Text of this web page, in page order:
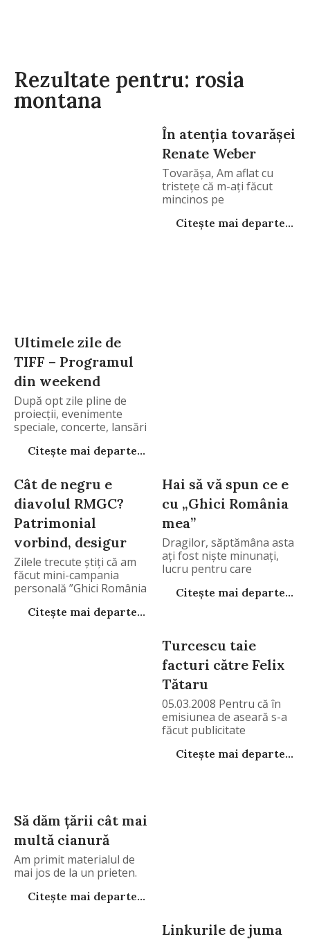
Rezultate pentru: rosia
montana
Ultimele zile de
TIFF – Programul
din weekend
După opt zile pline de
proiecții, evenimente
speciale, concerte, lansări
Citește mai departe...
În atenția tovarășei
Renate Weber
Tovarășa, Am aflat cu
tristețe că m-ați făcut
mincinos pe
Citește mai departe...
Cât de negru e
diavolul RMGC?
Patrimonial
vorbind, desigur
Zilele trecute știți că am
făcut mini-campania
personală ”Ghici România
Citește mai departe...
Hai să vă spun ce e
cu „Ghici România
mea”
Dragilor, săptămâna asta
aţi fost nişte minunaţi,
lucru pentru care
Citește mai departe...
Să dăm ţării cât mai
multă cianură
Am primit materialul de
mai jos de la un prieten.
Citește mai departe...
Turcescu taie
facturi către Felix
Tătaru
05.03.2008 Pentru că în
emisiunea de aseară s-a
făcut publicitate
Citește mai departe...
Linkurile de juma